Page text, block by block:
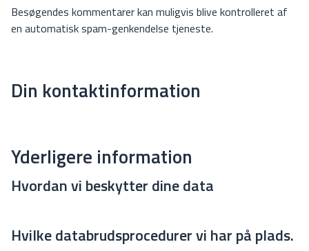
Besøgendes kommentarer kan muligvis blive kontrolleret af
en automatisk spam-genkendelse tjeneste.
Din kontaktinformation
Yderligere information
Hvordan vi beskytter dine data
Hvilke databrudsprocedurer vi har på plads.